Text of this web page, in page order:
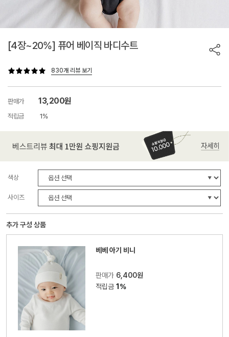
[4장~20%] 퓨어 베이직 바디수트
830개 리뷰 보기
판매가 13,200원
적립금 1%
색상
사이즈
추가 구성 상품
베베 아기 비니
판매가 6,400원
적립금1%